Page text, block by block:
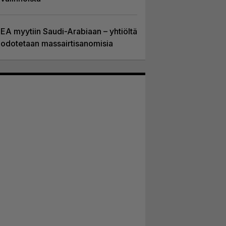
EA myytiin Saudi-Arabiaan – yhtiöltä
odotetaan massairtisanomisia